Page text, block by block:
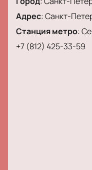
Для
Действуют
организаций:
Адрес:Санкт-
Станция метро:
+7 (812) 425-33-59